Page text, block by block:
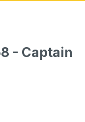
- Captain